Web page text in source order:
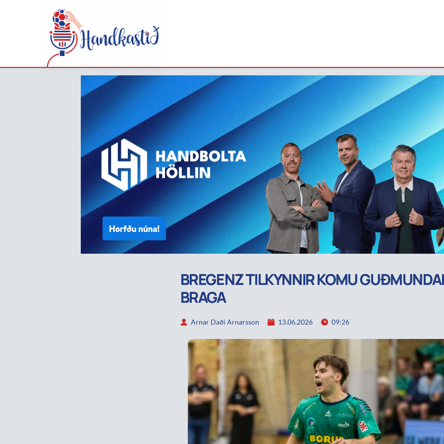
BREGENZ TILKYNNIR KOMU
BRAGA
Arnar Daði Arnarsson 13.06.2026 09:26